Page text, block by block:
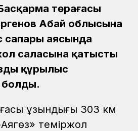
төрағасы
Абай облысына
аясында
саласына қатысты
құрылыс
ұзындығы 303 км
теміржол